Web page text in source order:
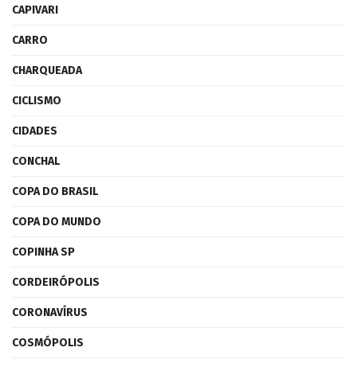
CAPIVARI
CARRO
CHARQUEADA
CICLISMO
CIDADES
CONCHAL
COPA DO BRASIL
COPA DO MUNDO
COPINHA SP
CORDEIRÓPOLIS
CORONAVÍRUS
COSMÓPOLIS